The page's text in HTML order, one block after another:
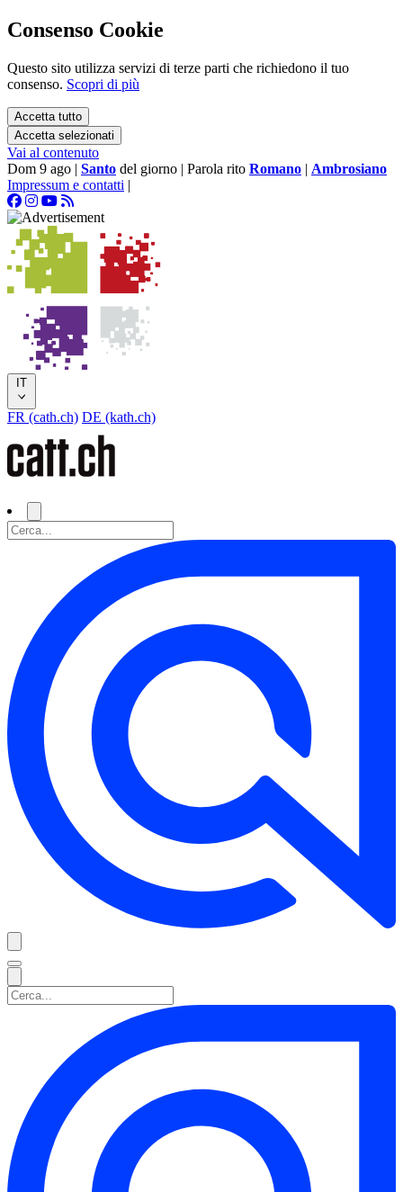
Consenso Cookie
Questo sito utilizza servizi di terze parti che richiedono il tuo
consenso. Scopri di più
Accetta tutto
Accetta selezionati
Vai al contenuto
Dom 9 ago | Santo del giorno | Parola rito Romano | Ambrosiano
Impressum e contatti |
IT
FR (cath.ch) DE (kath.ch)